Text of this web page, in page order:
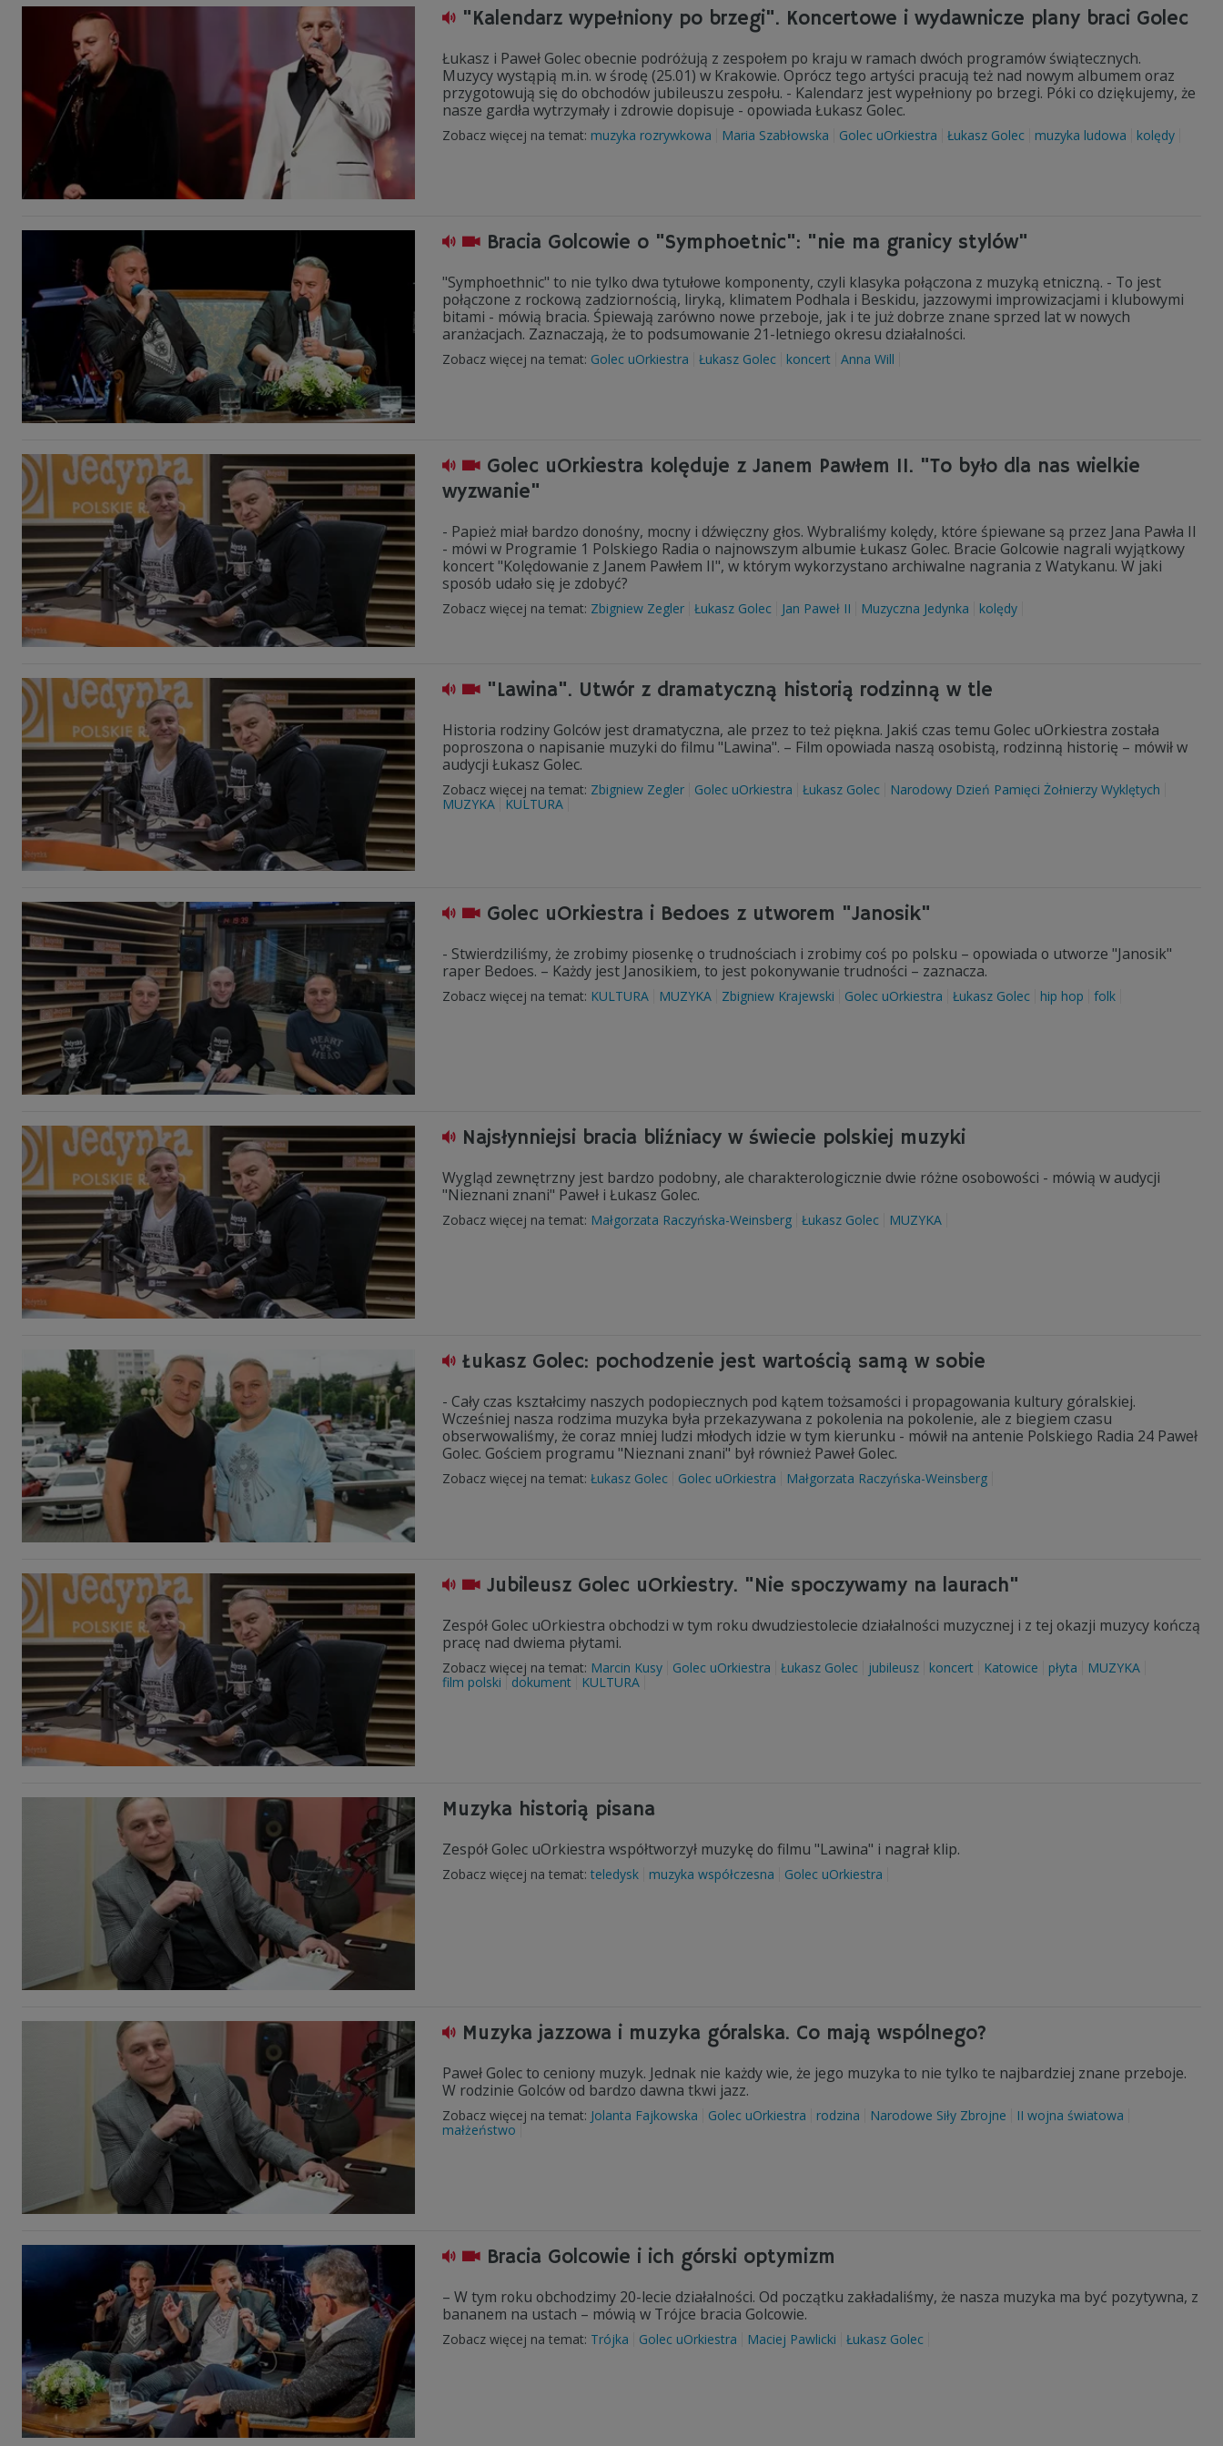
"Kalendarz wypełniony po brzegi". Koncertowe i wydawnicze plany braci Golec
Łukasz i Paweł Golec obecnie podróżują z zespołem po kraju w ramach dwóch programów świątecznych.
Muzycy wystąpią m.in. w środę (25.01) w Krakowie. Oprócz tego artyści pracują też nad nowym albumem oraz
przygotowują się do obchodów jubileuszu zespołu. - Kalendarz jest wypełniony po brzegi. Póki co dziękujemy, że
nasze gardła wytrzymały i zdrowie dopisuje - opowiada Łukasz Golec.
Zobacz więcej na temat: muzyka rozrywkowa Maria Szabłowska Golec uOrkiestra Łukasz Golec muzyka ludowa kolędy
Bracia Golcowie o "Symphoetnic": "nie ma granicy stylów"
"Symphoethnic" to nie tylko dwa tytułowe komponenty, czyli klasyka połączona z muzyką etniczną. - To jest
połączone z rockową zadziornością, liryką, klimatem Podhala i Beskidu, jazzowymi improwizacjami i klubowymi
bitami - mówią bracia. Śpiewają zarówno nowe przeboje, jak i te już dobrze znane sprzed lat w nowych
aranżacjach. Zaznaczają, że to podsumowanie 21-letniego okresu działalności.
Zobacz więcej na temat: Golec uOrkiestra Łukasz Golec koncert Anna Will
Golec uOrkiestra kolęduje z Janem Pawłem II. "To było dla nas wielkie
wyzwanie"
- Papież miał bardzo donośny, mocny i dźwięczny głos. Wybraliśmy kolędy, które śpiewane są przez Jana Pawła II
- mówi w Programie 1 Polskiego Radia o najnowszym albumie Łukasz Golec. Bracie Golcowie nagrali wyjątkowy
koncert "Kolędowanie z Janem Pawłem II", w którym wykorzystano archiwalne nagrania z Watykanu. W jaki
sposób udało się je zdobyć?
Zobacz więcej na temat: Zbigniew Zegler Łukasz Golec Jan Paweł II Muzyczna Jedynka kolędy
"Lawina". Utwór z dramatyczną historią rodzinną w tle
Historia rodziny Golców jest dramatyczna, ale przez to też piękna. Jakiś czas temu Golec uOrkiestra została
poproszona o napisanie muzyki do filmu "Lawina". – Film opowiada naszą osobistą, rodzinną historię – mówił w
audycji Łukasz Golec.
Zobacz więcej na temat: Zbigniew Zegler Golec uOrkiestra Łukasz Golec
Narodowy Dzień Pamięci Żołnierzy Wyklętych
MUZYKA
KULTURA
Golec uOrkiestra i Bedoes z utworem "Janosik"
- Stwierdziliśmy, że zrobimy piosenkę o trudnościach i zrobimy coś po polsku – opowiada o utworze "Janosik"
raper Bedoes. – Każdy jest Janosikiem, to jest pokonywanie trudności – zaznacza.
Zobacz więcej na temat: KULTURA MUZYKA Zbigniew Krajewski Golec uOrkiestra Łukasz Golec hip hop folk
Najsłynniejsi bracia bliźniacy w świecie polskiej muzyki
Wygląd zewnętrzny jest bardzo podobny, ale charakterologicznie dwie różne osobowości - mówią w audycji
"Nieznani znani" Paweł i Łukasz Golec.
Zobacz więcej na temat: Małgorzata Raczyńska-Weinsberg Łukasz Golec MUZYKA
Łukasz Golec: pochodzenie jest wartością samą w sobie
- Cały czas kształcimy naszych podopiecznych pod kątem tożsamości i propagowania kultury góralskiej.
Wcześniej nasza rodzima muzyka była przekazywana z pokolenia na pokolenie, ale z biegiem czasu
obserwowaliśmy, że coraz mniej ludzi młodych idzie w tym kierunku - mówił na antenie Polskiego Radia 24 Paweł
Golec. Gościem programu "Nieznani znani" był również Paweł Golec.
Zobacz więcej na temat: Łukasz Golec Golec uOrkiestra Małgorzata Raczyńska-Weinsberg
Jubileusz Golec uOrkiestry. "Nie spoczywamy na laurach"
Zespół Golec uOrkiestra obchodzi w tym roku dwudziestolecie działalności muzycznej i z tej okazji muzycy kończą
pracę nad dwiema płytami.
Zobacz więcej na temat: Marcin Kusy Golec uOrkiestra Łukasz Golec jubileusz koncert Katowice płyta
MUZYKA
film polski
dokument KULTURA
Muzyka historią pisana
Zespół Golec uOrkiestra współtworzył muzykę do filmu "Lawina" i nagrał klip.
Zobacz więcej na temat: teledysk muzyka współczesna Golec uOrkiestra
Muzyka jazzowa i muzyka góralska. Co mają wspólnego?
Paweł Golec to ceniony muzyk. Jednak nie każdy wie, że jego muzyka to nie tylko te najbardziej znane przeboje.
W rodzinie Golców od bardzo dawna tkwi jazz.
Zobacz więcej na temat: Jolanta Fajkowska Golec uOrkiestra rodzina Narodowe Siły Zbrojne
II wojna światowa
małżeństwo
Bracia Golcowie i ich górski optymizm
– W tym roku obchodzimy 20-lecie działalności. Od początku zakładaliśmy, że nasza muzyka ma być pozytywna, z
bananem na ustach – mówią w Trójce bracia Golcowie.
Zobacz więcej na temat: Trójka Golec uOrkiestra Maciej Pawlicki Łukasz Golec